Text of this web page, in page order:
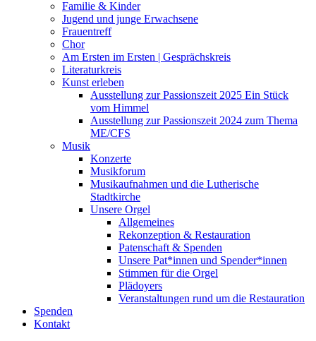
Familie & Kinder
Jugend und junge Erwachsene
Frauentreff
Chor
Am Ersten im Ersten | Gesprächskreis
Literaturkreis
Kunst erleben
Ausstellung zur Passionszeit 2025 Ein Stück
vom Himmel
Ausstellung zur Passionszeit 2024 zum Thema
ME/CFS
Musik
Konzerte
Musikforum
Musikaufnahmen und die Lutherische
Stadtkirche
Unsere Orgel
Allgemeines
Rekonzeption & Restauration
Patenschaft & Spenden
Unsere Pat*innen und Spender*innen
Stimmen für die Orgel
Plädoyers
Veranstaltungen rund um die Restauration
Spenden
Kontakt